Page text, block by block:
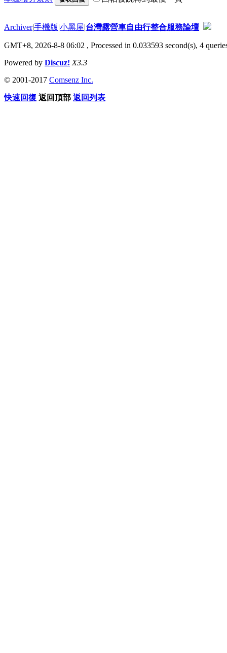
Archiver|手機版|小黑屋|台灣露營車自由行整合服務論壇
GMT+8, 2026-8-8 06:02 , Processed in 0.033593 second(s), 4
Powered by Discuz! X3.3
© 2001-2017 Comsenz Inc.
快速回復 返回頂部 返回列表